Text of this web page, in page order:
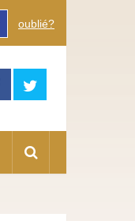
oublié?